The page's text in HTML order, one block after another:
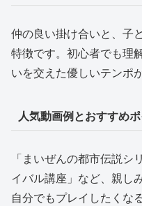
仲の良い掛け合いと、子
特徴です。初心者でも理
いを交えた優しいテンポ
人気動画例とおすすめ
「まいぜんの都市伝説
イバル講座」など、親し
自分でもプレイしたくな